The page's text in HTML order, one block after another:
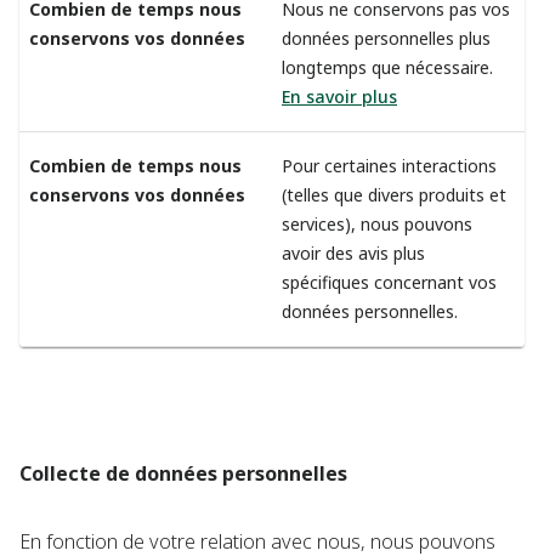
Combien de temps nous
conservons vos données
Nous ne conservons pas vos
données personnelles plus
longtemps que nécessaire.
En savoir plus
Combien de temps nous
conservons vos données
Pour certaines interactions
(telles que divers produits et
services), nous pouvons
avoir des avis plus
spécifiques concernant vos
données personnelles.
Collecte de données personnelles
En fonction de votre relation avec nous, nous pouvons